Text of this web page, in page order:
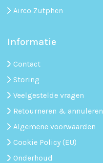
Airco Zutphen
Informatie
Contact
Storing
Veelgestelde vragen
Retourneren & annuleren
Algemene voorwaarden
Cookie Policy (EU)
Onderhoud